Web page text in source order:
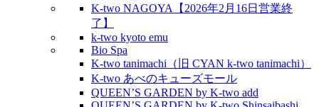
K-two NAGOYA【2026年2月16日営業終
了】
k-two kyoto emu
Bio Spa
K-two tanimachi（旧 CYAN k-two tanimachi）
K-two あべのキューズモール
QUEEN’S GARDEN by K-two add